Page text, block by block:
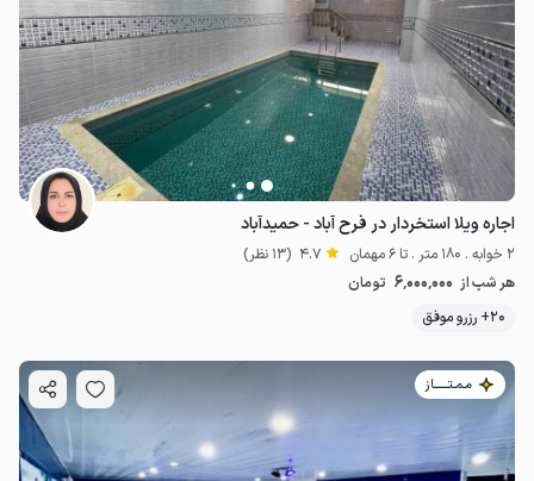
اجاره ویلا استخردار در فرح آباد - حمیدآباد
2 خوابه . 180 متر . تا 6 مهمان 4.7 (13 نظر)
هر شب از 6٬000٬000 تومان
20+ رزرو موفق
مـمـتــــــاز